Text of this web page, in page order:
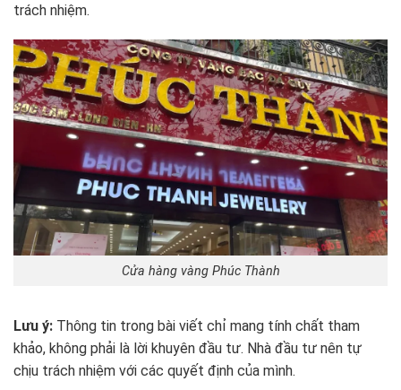
trách nhiệm.
Cửa hàng vàng Phúc Thành
Lưu ý: Thông tin trong bài viết chỉ mang tính chất tham
khảo, không phải là lời khuyên đầu tư. Nhà đầu tư nên tự
chịu trách nhiệm với các quyết định của mình.